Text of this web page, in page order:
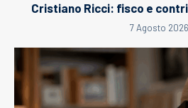
Cristiano Ricci: fisco e
7 Agosto 2026